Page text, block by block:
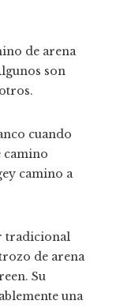
de arena
son
cuando
camino
camino a
tradicional
de arena
Su
una